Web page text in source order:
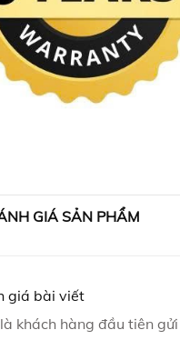
GIÁ SẢN PHẨM
giá bài viết
khách hàng đầu tiên